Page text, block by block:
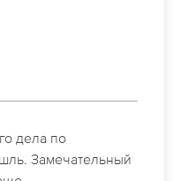
татуаж на свадьбу
было сделано.